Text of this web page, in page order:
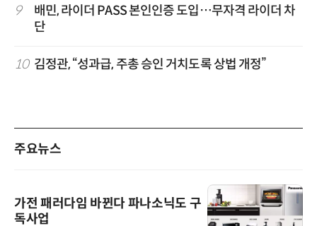
9
배민, 라이더 PASS 본인인증 도입…무자격 라이더 차
단
10 김정관, “성과급, 주총 승인 거치도록 상법 개정”
주요뉴스
가전 패러다임 바뀐다 파나소닉도 구
독사업